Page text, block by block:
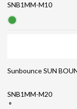
SNB1MM-M10
Sunbounce SUN
SNB1MM-M20
°